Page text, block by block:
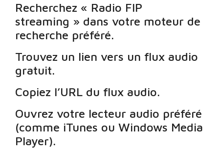
Recherchez « Radio FIP
streaming » dans votre moteur de
recherche préféré.
Trouvez un lien vers un flux audio
gratuit.
Copiez l’URL du flux audio.
Ouvrez votre lecteur audio préféré
(comme iTunes ou Windows Media
Player).